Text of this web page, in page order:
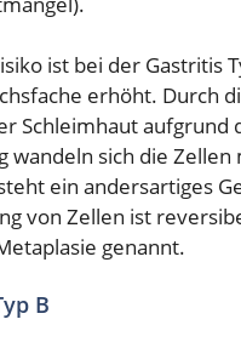
ist bei der Gastritis
erhöht. Durch
Schleimhaut aufgrund
wandeln sich die
ein andersartiges
von Zellen ist
genannt.
B